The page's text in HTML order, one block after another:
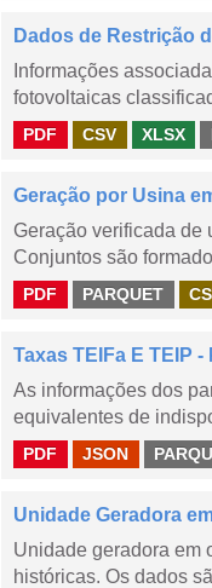
Dados de Restrição
Informações
fotovoltaicas
PDF CSV XLSX
Geração por Usina
Geração verificada de
Conjuntos são
PDF PARQUET
Taxas TEIFa E TEIP
As informações dos
equivalentes de
PDF JSON
Unidade Geradora
Unidade geradora em
históricas. Os dados